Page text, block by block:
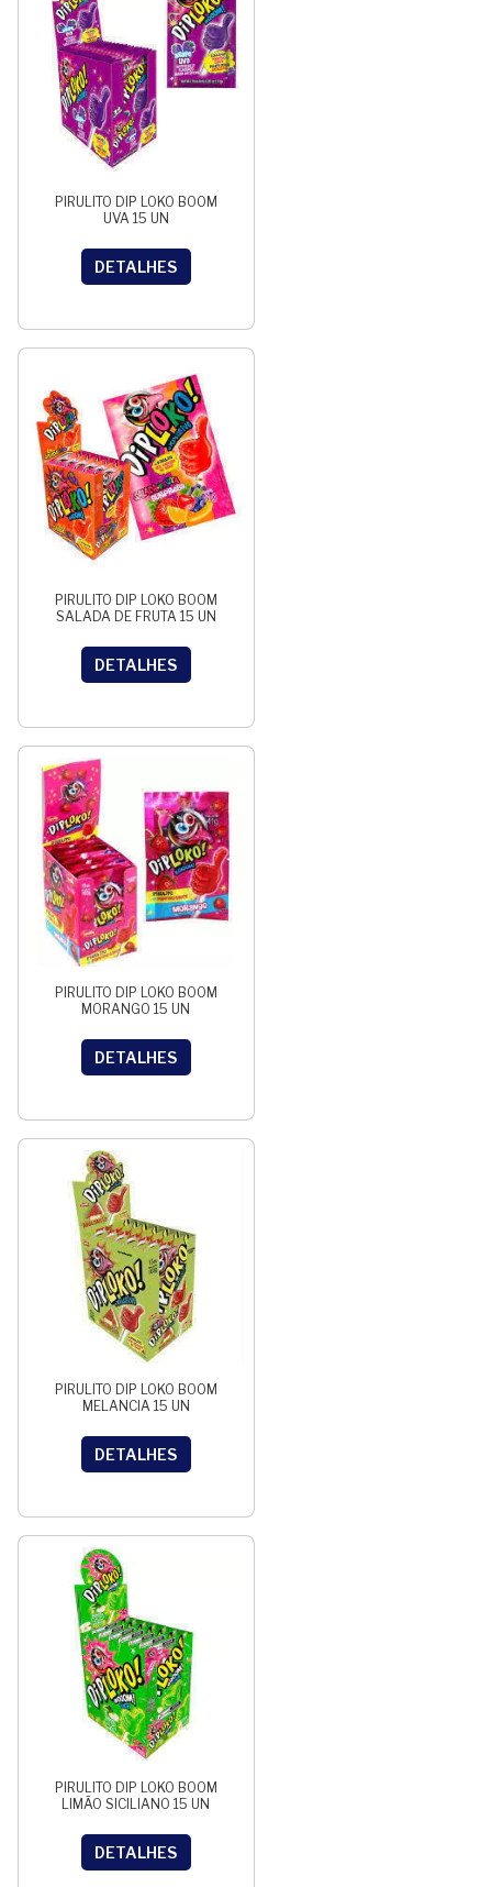
PIRULITO DIP LOKO BOOM
UVA 15 UN
DETALHES
PIRULITO DIP LOKO BOOM
SALADA DE FRUTA 15 UN
DETALHES
PIRULITO DIP LOKO BOOM
MORANGO 15 UN
DETALHES
PIRULITO DIP LOKO BOOM
MELANCIA 15 UN
DETALHES
PIRULITO DIP LOKO BOOM
LIMÃO SICILIANO 15 UN
DETALHES